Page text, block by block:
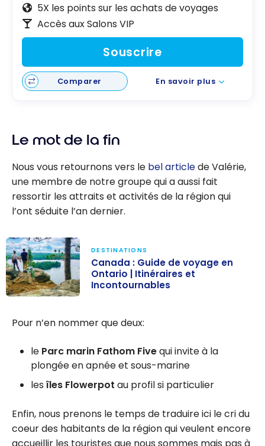
5X les points sur les achats de voyages
Accès aux Salons VIP
Souscrire
Comparer En savoir plus
Le mot de la fin
Nous vous retournons vers le bel articlede Valérie,
une membre de notre groupe qui a aussi fait
ressortir les attraits et activités de la région qui
l’ont séduite l’an dernier.
de voyage en
Itinéraires et
Incontournable
DESTINATIONS
Canada : Guide de voyage en
Ontario | Itinéraires et
Incontournables
Pour n’en nommer que deux:
le Parc marin Fathom Fivequi invite à la
plongée en apnée et sous-marine
les îles Flowerpot au profil si particulier
Enfin, nous prenons le temps de traduire ici le cri du
coeur des habitants de la région qui veulent encore